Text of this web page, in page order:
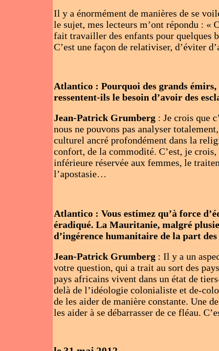
Il y a énormément de manières de se
le sujet, mes lecteurs m’ont répondu : «
fait travailler des enfants pour quelques
C’est une façon de relativiser, d’éviter
Atlantico : Pourquoi des grands émirs,
ressentent-ils le besoin d’avoir des
Jean-Patrick Grumberg : Je crois que
nous ne pouvons pas analyser
culturel ancré profondément dans la
confort, de la commodité. C’est, je
inférieure réservée aux femmes, le
l’apostasie…
Atlantico : Vous estimez qu’à force
éradiqué. La Mauritanie, malgré
d’ingérence humanitaire de la part
Jean-Patrick Grumberg : Il y a un
votre question, qui a trait au sort des
pays africains vivent dans un état de
delà de l’idéologie colonialiste et de-
de les aider de manière constante. Une
les aider à se débarrasser de ce fléau.